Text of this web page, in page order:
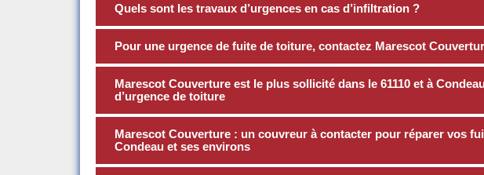
Quels sont les travaux d’urgences en cas d’infiltration ?
Pour une urgence de fuite de toiture, contactez Marescot
Marescot Couverture est le plus sollicité dans le 61110 et à
d’urgence de toiture
Marescot Couverture : un couvreur à contacter pour réparer vos
Condeau et ses environs